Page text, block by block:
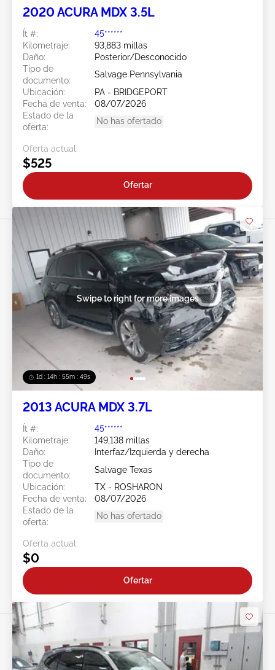
2020 ACURA MDX 3.5L
Ít #:
45******
Kilometraje:
93,883 millas
Daño:
Posterior/Desconocido
Tipo de
documento:
Salvage Pennsylvania
Ubicación:
PA - BRIDGEPORT
Fecha de venta:
08/07/2026
Estado de la
oferta:
No has ofertado
Oferta actual:
$525
Ofertar
1d : 14h : 55m : 46s
Swipe to right for more images
2013 ACURA MDX 3.7L
Ít #:
45******
Kilometraje:
149,138 millas
Daño:
Interfaz/Izquierda y derecha
Tipo de
documento:
Salvage Texas
Ubicación:
TX - ROSHARON
Fecha de venta:
08/07/2026
Estado de la
oferta:
No has ofertado
Oferta actual:
$0
Ofertar